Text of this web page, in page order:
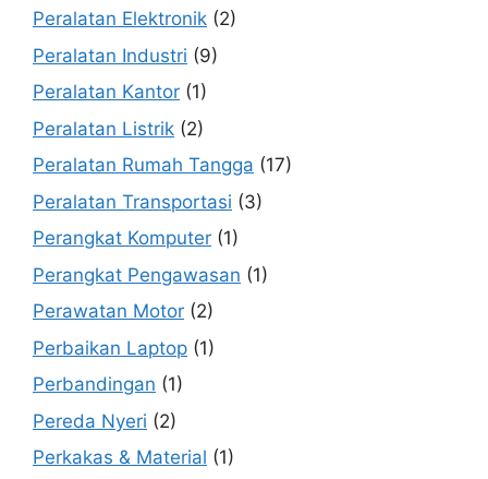
Peralatan Elektronik (2)
Peralatan Industri (9)
Peralatan Kantor (1)
Peralatan Listrik (2)
Peralatan Rumah Tangga (17)
Peralatan Transportasi (3)
Perangkat Komputer (1)
Perangkat Pengawasan (1)
Perawatan Motor (2)
Perbaikan Laptop (1)
Perbandingan (1)
Pereda Nyeri (2)
Perkakas & Material (1)